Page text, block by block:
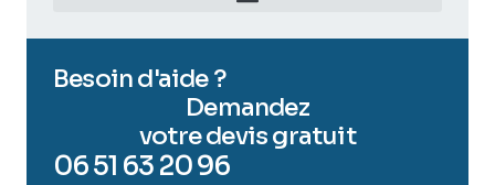
Besoin d'aide ?
Demandez
votre devis gratuit
06 51 63 20 96